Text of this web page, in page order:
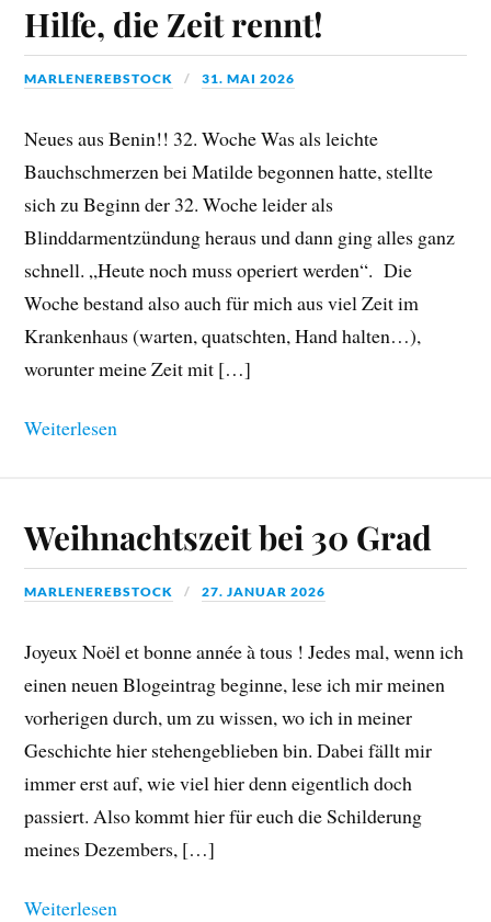
Hilfe, die Zeit rennt!
MARLENEREBSTOCK 31. MAI 2026
Neues aus Benin!! 32. Woche Was als leichte
Bauchschmerzen bei Matilde begonnen hatte, stellte
sich zu Beginn der 32. Woche leider als
Blinddarmentzündung heraus und dann ging alles ganz
schnell. „Heute noch muss operiert werden“. Die
Woche bestand also auch für mich aus viel Zeit im
Krankenhaus (warten, quatschten, Hand halten…),
worunter meine Zeit mit […]
Weiterlesen
Weihnachtszeit bei 30 Grad
MARLENEREBSTOCK 27. JANUAR 2026
Joyeux Noël et bonne année à tous ! Jedes mal, wenn ich
einen neuen Blogeintrag beginne, lese ich mir meinen
vorherigen durch, um zu wissen, wo ich in meiner
Geschichte hier stehengeblieben bin. Dabei fällt mir
immer erst auf, wie viel hier denn eigentlich doch
passiert. Also kommt hier für euch die Schilderung
meines Dezembers, […]
Weiterlesen